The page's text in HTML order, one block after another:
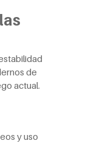
de
actual.
y uso